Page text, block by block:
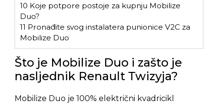
10 Koje potpore postoje za kupnju Mobilize
Duo?
11 Pronađite svog instalatera punionice V2C za
Mobilize Duo
Što je Mobilize Duo i zašto je
nasljednik Renault Twizyja?
Mobilize Duo je 100% električni kvadricikl